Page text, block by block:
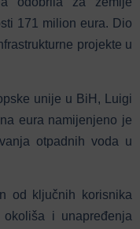
171 milion eura. Dio
projekte u
unije u BiH, Luigi
eura namijenjeno je
otpadnih voda u
od ključnih korisnika
i unapređenja